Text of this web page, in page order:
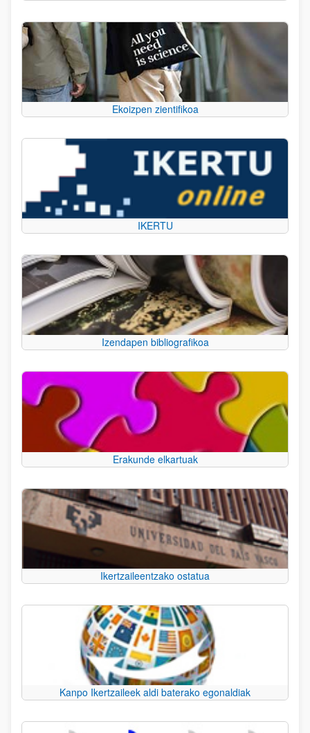
Ekoizpen zientifikoa
IKERTU
Izendapen bibliografikoa
Erakunde elkartuak
Ikertzaileentzako ostatua
Kanpo Ikertzaileek aldi baterako egonaldiak